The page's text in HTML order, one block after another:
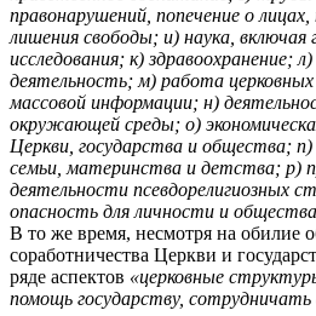
правонарушений, попечение о
лишения свободы; и) наука,
исследования; к) здравоохранение;
деятельность; м) работа
массовой информации; н)
окружающей среды; о)
Церкви, государства и общества;
семьи, материнства и детства; р)
деятельности псевдорелигиозных
опасность для личности и
В то же время, несмотря на обилие
соработничества Церкви и
ряде аспектов «церковные
помощь государству, сотрудничать